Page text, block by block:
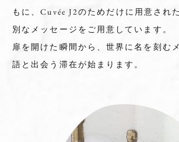
もに、Cuvée J2のためだけに用意され
別なメッセージをご用意しています。
扉を開けた瞬間から、世界に名を刻む
語と出会う滞在が始まります。